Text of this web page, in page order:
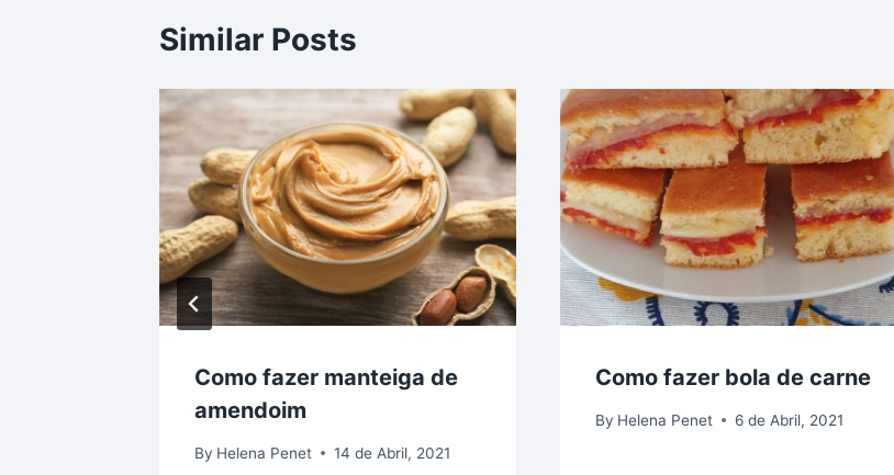
Similar Posts
Como fazer manteiga de
amendoim
By Helena Penet 14 de Abril, 2021
Como fazer bola de carne
By Helena Penet 6 de Abril, 2021